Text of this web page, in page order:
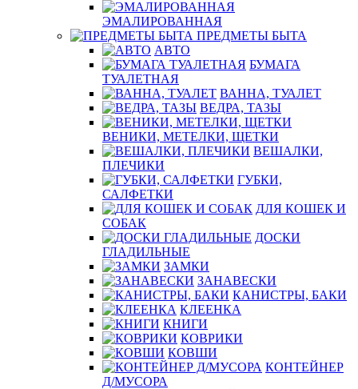
ЭМАЛИРОВАННАЯ
ПРЕДМЕТЫ БЫТА
АВТО
БУМАГА
ТУАЛЕТНАЯ
ВАННА, ТУАЛЕТ
ВЕДРА, ТАЗЫ
ВЕНИКИ, МЕТЕЛКИ, ЩЕТКИ
ВЕШАЛКИ,
ПЛЕЧИКИ
ГУБКИ,
САЛФЕТКИ
ДЛЯ КОШЕК И
СОБАК
ДОСКИ
ГЛАДИЛЬНЫЕ
ЗАМКИ
ЗАНАВЕСКИ
КАНИСТРЫ, БАКИ
КЛЕЕНКА
КНИГИ
КОВРИКИ
КОВШИ
КОНТЕЙНЕР
Д/МУСОРА